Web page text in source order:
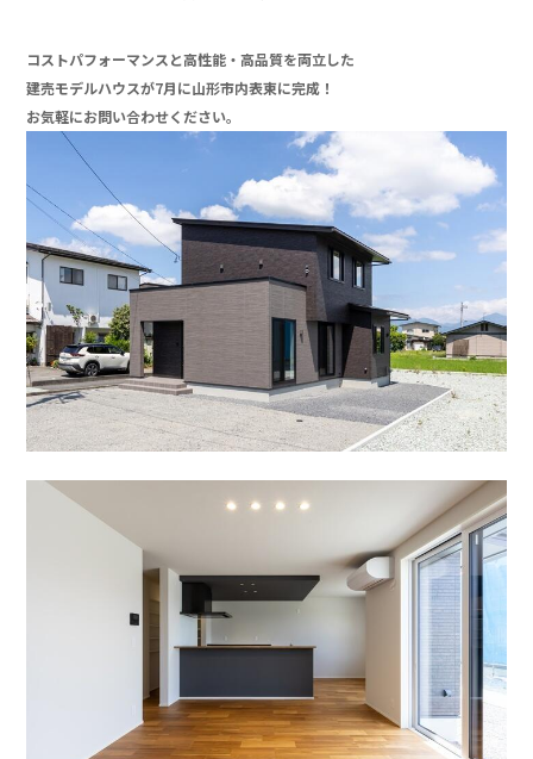
コストパフォーマンスと高性能・高品質を両立した
建売モデルハウスが7月に山形市内表東に完成！
お気軽にお問い合わせください。